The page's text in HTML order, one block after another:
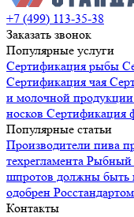
+7 (499) 113-35-38
Заказать звонок
Популярные услуги
Сертификация рыбы
Сертификация чая
и молочной продукции
носков Сертификация
Популярные статьи
Производители пива
техрегламента Рыбный
шпротов должны быть
одобрен Росстандартом
Контакты